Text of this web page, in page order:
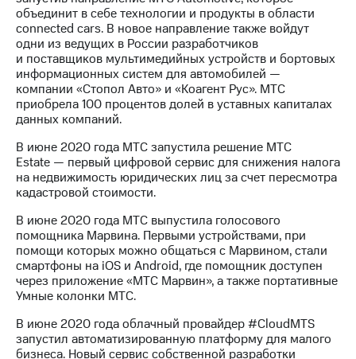
объединит в себе технологии и продукты в области
connected cars. В новое направление также войдут
одни из ведущих в России разработчиков
и поставщиков мультимедийных устройств и бортовых
информационных систем для автомобилей —
компании «Стопол Авто» и «Коагент Рус». МТС
приобрела 100 процентов долей в уставных капиталах
данных компаний.
В июне 2020 года МТС запустила решение MTC
Estate — первый цифровой сервис для снижения налога
на недвижимость юридических лиц за счет пересмотра
кадастровой стоимости.
В июне 2020 года МТС выпустила голосового
помощника Марвина. Первыми устройствами, при
помощи которых можно общаться с Марвином, стали
смартфоны на iOS и Android, где помощник доступен
через приложение «МТС Марвин», а также портативные
Умные колонки МТС.
В июне 2020 года облачный провайдер #CloudМТS
запустил автоматизированную платформу для малого
бизнеса. Новый сервис собственной разработки